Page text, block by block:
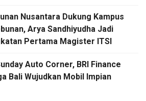
Nusantara Dukung Kampus
Arya Sandhiyudha Jadi
Pertama Magister ITSI
Auto Corner, BRI Finance
Bali Wujudkan Mobil Impian